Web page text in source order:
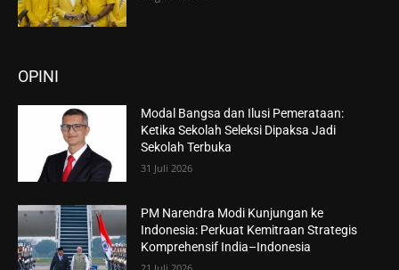
OPINI
Modal Bangsa dan Ilusi Pemerataan:
Ketika Sekolah Seleksi Dipaksa Jadi
Sekolah Terbuka
31 Juli 2026
PM Narendra Modi Kunjungan ke
Indonesia: Perkuat Kemitraan Strategis
Komprehensif India–Indonesia